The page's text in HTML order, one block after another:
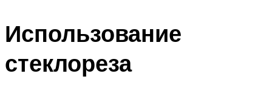
Использование
стеклореза